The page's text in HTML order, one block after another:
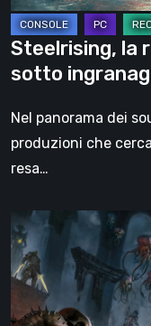
Steelrising, la
sotto
Nel panorama dei
produzioni che
resa…
DOOM:
The
Dark
Ages